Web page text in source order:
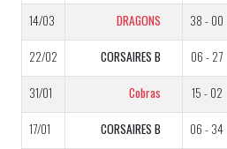
14/03
DRAGONS 38 - 00
22/02 CORSAIRES B 06 - 27
31/01 Cobras 15 - 02
17/01 CORSAIRES B 06 - 34